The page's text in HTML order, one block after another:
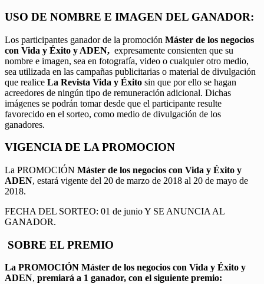
USO DE NOMBRE E IMAGEN DEL GANADOR:
Los participantes ganador de la promoción Máster de los negocios
con Vida y Éxito y ADEN, expresamente consienten que su
nombre e imagen, sea en fotografía, video o cualquier otro medio,
sea utilizada en las campañas publicitarias o material de divulgación
que realice La Revista Vida y Éxito sin que por ello se hagan
acreedores de ningún tipo de remuneración adicional. Dichas
imágenes se podrán tomar desde que el participante resulte
favorecido en el sorteo, como medio de divulgación de los
ganadores.
VIGENCIA DE LA PROMOCION
La PROMOCIÓN Máster de los negocios con Vida y Éxito y
ADEN, estará vigente del 20 de marzo de 2018 al 20 de mayo de
2018.
FECHA DEL SORTEO: 01 de junio Y SE ANUNCIA AL
GANADOR.
SOBRE EL PREMIO
La PROMOCIÓN Máster de los negocios con Vida y Éxito y
ADEN, premiará a 1 ganador, con el siguiente premio: